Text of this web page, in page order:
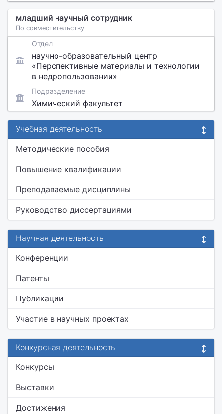
младший научный сотрудник
По совместительству
Отдел
научно-образовательный центр
«Перспективные материалы и технологии
в недропользовании»
Подразделение
Химический факультет
Учебная деятельность
Методические пособия
Повышение квалификации
Преподаваемые дисциплины
Руководство диссертациями
Научная деятельность
Конференции
Патенты
Публикации
Участие в научных проектах
Конкурсная деятельность
Конкурсы
Выставки
Достижения